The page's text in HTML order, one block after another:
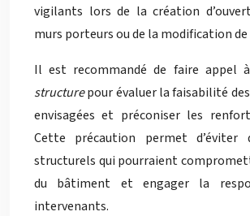
vigilants lors de la création
murs porteurs ou de la modification
Il est recommandé de faire appel
structurepour évaluer la faisabilité
envisagées et préconiser les
Cette précaution permet d’éviter
structurels qui pourraient
du bâtiment et engager la
intervenants.